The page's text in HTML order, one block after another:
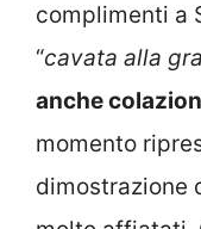
complimenti a
“cavata alla
anche
momento
dimostrazione